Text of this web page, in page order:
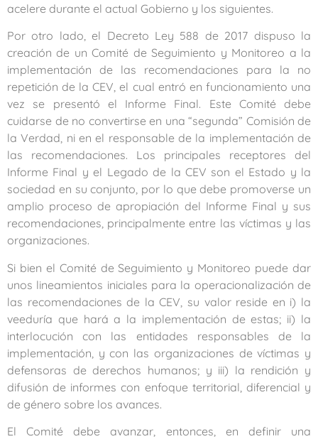
acelere durante el actual Gobierno y los siguientes.
Por otro lado, el Decreto Ley 588 de 2017 dispuso la
creación de un Comité de Seguimiento y Monitoreo a la
implementación de las recomendaciones para la no
repetición de la CEV, el cual entró en funcionamiento una
vez se presentó el Informe Final. Este Comité debe
cuidarse de no convertirse en una “segunda” Comisión de
la Verdad, ni en el responsable de la implementación de
las recomendaciones. Los principales receptores del
Informe Final y el Legado de la CEV son el Estado y la
sociedad en su conjunto, por lo que debe promoverse un
amplio proceso de apropiación del Informe Final y sus
recomendaciones, principalmente entre las víctimas y las
organizaciones.
Si bien el Comité de Seguimiento y Monitoreo puede dar
unos lineamientos iniciales para la operacionalización de
las recomendaciones de la CEV, su valor reside en i) la
veeduría que hará a la implementación de estas; ii) la
interlocución con las entidades responsables de la
implementación, y con las organizaciones de víctimas y
defensoras de derechos humanos; y iii) la rendición y
difusión de informes con enfoque territorial, diferencial y
de género sobre los avances.
El Comité debe avanzar, entonces, en definir una